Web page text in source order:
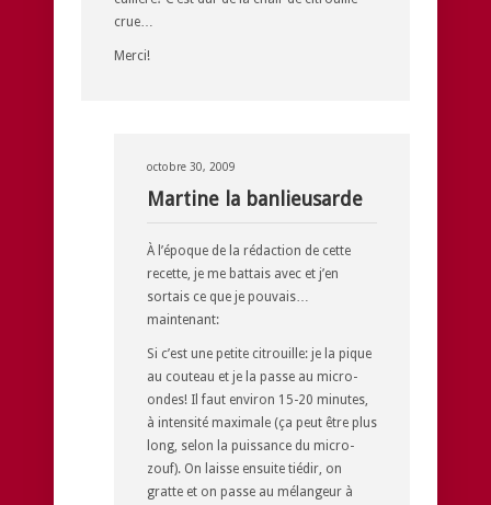
crue…
Merci!
octobre 30, 2009
Martine la banlieusarde
À l’époque de la rédaction de cette
recette, je me battais avec et j’en
sortais ce que je pouvais…
maintenant:
Si c’est une petite citrouille: je la pique
au couteau et je la passe au micro-
ondes! Il faut environ 15-20 minutes,
à intensité maximale (ça peut être plus
long, selon la puissance du micro-
zouf). On laisse ensuite tiédir, on
gratte et on passe au mélangeur à